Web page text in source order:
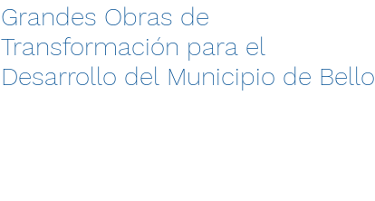
Grandes Obras de
Transformación para el
Desarrollo del Municipio de Bello